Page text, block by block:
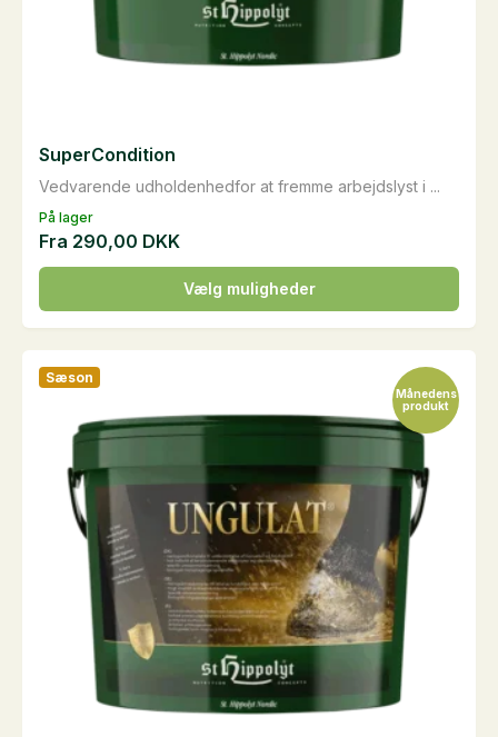
På lager
Vedvarende udholdenhedfor at fremme arbejdslyst i ...
SuperCondition
Fra 290,00 DKK
Vælg muligheder
Dette
vare
har
flere
varianter.
Mulighederne
vælges
varesiden
Sæson
Månedens
produkt